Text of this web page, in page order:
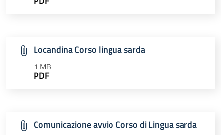
Locandina Corso lingua sarda
1 MB
PDF
Comunicazione avvio Corso di Lingua sarda